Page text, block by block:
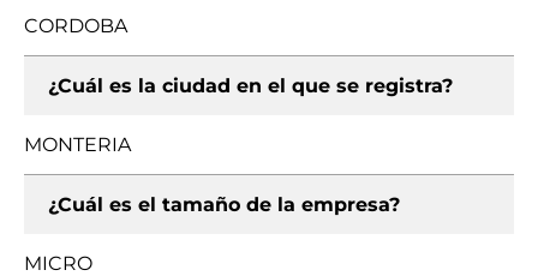
CORDOBA
¿Cuál es la ciudad en el que se registra?
MONTERIA
¿Cuál es el tamaño de la empresa?
MICRO